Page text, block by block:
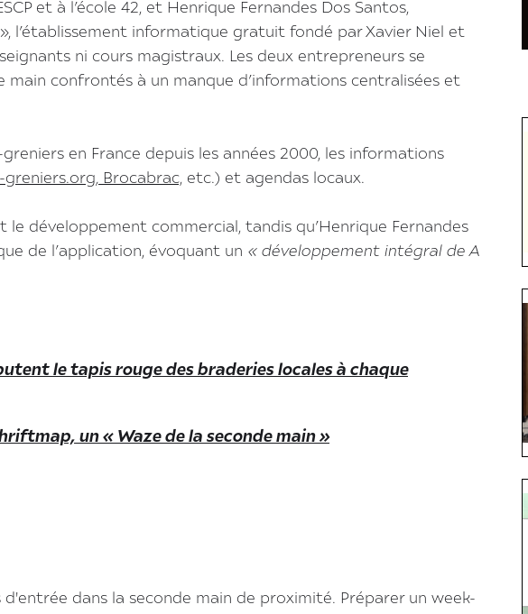
et à l’école 42, et Henrique Fernandes Dos Santos,
l’établissement informatique gratuit fondé par Xavier Niel et
ni cours magistraux. Les deux entrepreneurs se
main confrontés à un manque d’informations centralisées et
en France depuis les années 2000, les informations
greniers.org, Brocabrac, etc.) et agendas locaux.
développement commercial, tandis qu’Henrique Fernandes
de l’application, évoquant un « développement intégral de A
le tapis rouge des braderies locales à chaque
un « Waze de la seconde main »
dans la seconde main de proximité. Préparer un week-